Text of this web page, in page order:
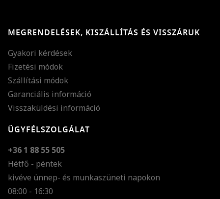
MEGRENDELÉSEK, KISZÁLLÍTÁS ÉS VISSZÁRUK
Gyakori kérdések
Fizetési módok
Szállítási módok
Garanciális információ
Visszaküldési információ
ÜGYFÉLSZOLGÁLAT
+36 1 88 55 505
Hétfő - péntek
kivéve ünnep- és munkaszüneti napokon
08:00 - 16:30